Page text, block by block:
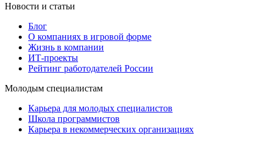
Новости и статьи
Блог
О компаниях в игровой форме
Жизнь в компании
ИТ-проекты
Рейтинг работодателей России
Молодым специалистам
Карьера для молодых специалистов
Школа программистов
Карьера в некоммерческих организациях